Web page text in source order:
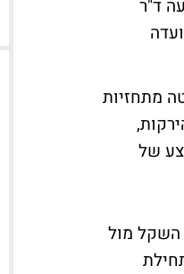
הפתיעה ד"ר
האינפלציה, מדד המחירים לצרכן ירד בספטמבר ב-0.3%, למטה מתחזיות
והירקות,
של
ועד ל-24 באוקטובר, נחלש השקל מול
הנומינלי האפקטיבי השקל נחלש ב-2.8%. מתחילת